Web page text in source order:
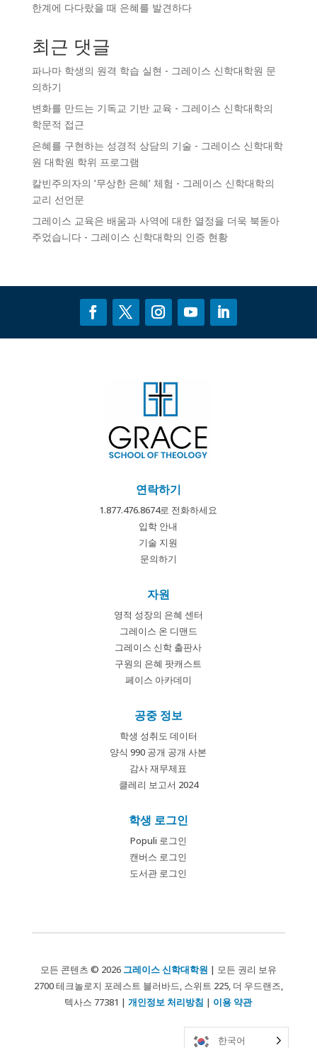
한계에 다다랐을 때 은혜를 발견하다
최근 댓글
파나마 학생의 원격 학습 실현 - 그레이스 신학대학원 문
의하기
변화를 만드는 기독교 기반 교육 - 그레이스 신학대학의
학문적 접근
은혜를 구현하는 성경적 상담의 기술 - 그레이스 신학대학
원 대학원 학위 프로그램
칼빈주의자의 ‘무상한 은혜’ 체험 - 그레이스 신학대학의
교리 선언문
그레이스 교육은 배움과 사역에 대한 열정을 더욱 북돋아
주었습니다 - 그레이스 신학대학의 인증 현황
연락하기
1.877.476.8674로 전화하세요
입학 안내
기술 지원
문의하기
자원
영적 성장의 은혜 센터
그레이스 온 디맨드
그레이스 신학 출판사
구원의 은혜 팟캐스트
페이스 아카데미
공중 정보
학생 성취도 데이터
양식 990 공개 공개 사본
감사 재무제표
클레리 보고서 2024
학생 로그인
Populi 로그인
캔버스 로그인
도서관 로그인
모든 콘텐츠 © 2026 그레이스 신학대학원 | 모든 권리 보유
2700 테크놀로지 포레스트 블러바드, 스위트 225, 더 우드랜즈,
텍사스 77381 |개인정보 처리방침 | 이용 약관
한국어